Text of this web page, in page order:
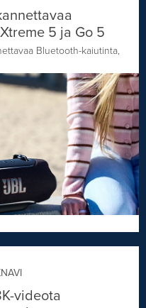
5 ja Go 5
Bluetooth-kaiutinta,
videota